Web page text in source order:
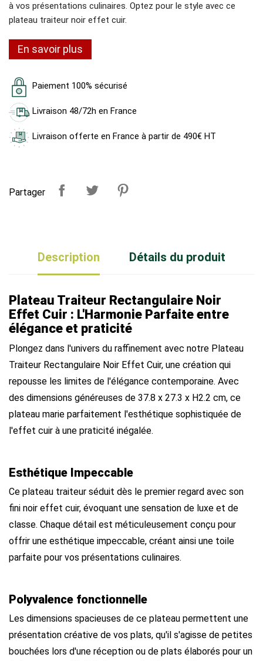
à vos présentations culinaires. Optez pour le style avec ce
plateau traiteur noir effet cuir.
En savoir plus
Paiement 100% sécurisé
Livraison 48/72h en France
Livraison offerte en France à partir de 490€ HT
Partager
Description Détails du produit
Plateau Traiteur Rectangulaire Noir
Effet Cuir : L'Harmonie Parfaite entre
élégance et praticité
Plongez dans l'univers du raffinement avec notre Plateau
Traiteur Rectangulaire Noir Effet Cuir, une création qui
repousse les limites de l'élégance contemporaine. Avec
des dimensions généreuses de 37.8 x 27.3 x H2.2 cm, ce
plateau marie parfaitement l'esthétique sophistiquée de
l'effet cuir à une praticité inégalée.
Esthétique Impeccable
Ce plateau traiteur séduit dès le premier regard avec son
fini noir effet cuir, évoquant une sensation de luxe et de
classe. Chaque détail est méticuleusement conçu pour
offrir une esthétique impeccable, créant ainsi une toile
parfaite pour vos présentations culinaires.
Polyvalence fonctionnelle
Les dimensions spacieuses de ce plateau permettent une
présentation créative de vos plats, qu'il s'agisse de petites
bouchées lors d'une réception ou de plats élaborés pour un